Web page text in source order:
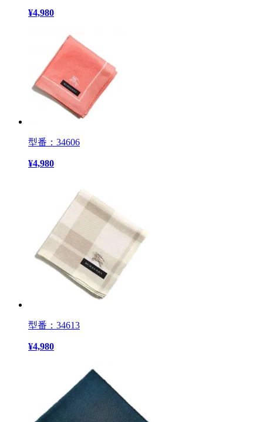
¥4,980
型番：34606
¥4,980
型番：34613
¥4,980